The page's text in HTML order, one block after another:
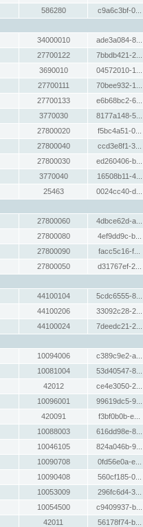
586280 c9a6c3bf-0...
34000010 ade3a084-8...
27700122 7bbdb421-2...
3690010 04572010-1...
27700111 70bee932-1...
27700133 e6b68bc2-6...
3770030 8177a148-5...
27800020 f5bc4a51-0...
27800040 ccd3e8f1-3...
27800030 ed260406-b...
3770040 16508b11-4...
25463 0024cc40-d...
27800060 4dbce62d-a...
27800080 4ef9dd9c-b...
27800090 facc5c16-f...
27800050 d31767ef-2...
44100104 5cdc6555-8...
44100206 33092c28-2...
44100024 7deedc21-2...
10094006 c389c9e2-a...
10081004 53d40547-8...
42012 ce4e3050-2...
10096001 99619dc5-9...
420091 f3bf0b0b-e...
10088003 616dd98e-8...
10046105 824a046b-9...
10090708 0fd56e0a-e...
10090408 560cf185-0...
10053009 296fc6d4-3...
10054500 c9409937-b...
42011 56178f74-b...